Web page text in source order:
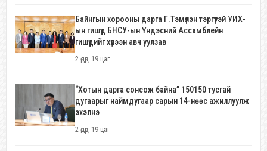
Байнгын хорооны дарга Г.Тэмүүлэн тэргүүтэй УИХ-
ын гишүүд БНСУ-ын Үндэсний Ассамблейн
гишүүдийг хүлээн авч уулзав
2 өдөр, 19 цаг
“Хотын дарга сонсож байна” 150150 тусгай
дугаарыг наймдугаар сарын 14-нөөс ажиллуулж
эхэлнэ
2 өдөр, 19 цаг